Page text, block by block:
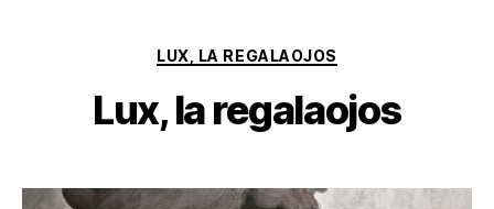
Categorías
LUX, LA REGALAOJOS
Lux, la regalaojos